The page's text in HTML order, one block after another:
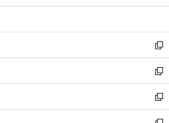
開
ウ
開
く
ン
ウ
で
開
く
ウ
ン
ド
ウ
で
開
く
新
し
い
ウ
ィ
ン
新
し
い
ウ
新
し